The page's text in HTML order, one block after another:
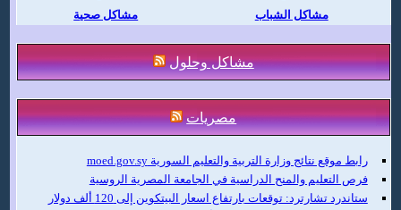
مشاكل صحية مشاكل الشباب
مشاكل وحلول
مصريات
رابط موقع نتائج وزارة التربية والتعليم السورية moed.gov.sy
فرص التعليم والمنح الدراسية في الجامعة المصرية الروسية
ستاندرد تشارترد: توقعات بارتفاع اسعار البيتكوين إلى 120 ألف دولار